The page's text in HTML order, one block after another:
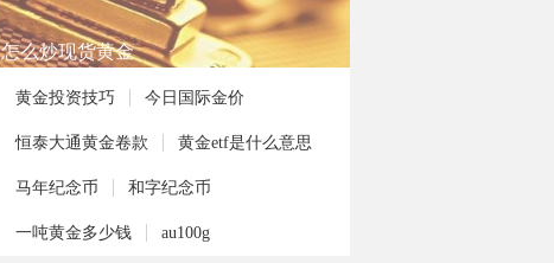
怎么炒现货黄金
黄金投资技巧 今日国际金价
恒泰大通黄金卷款 黄金etf是什么意思
马年纪念币 和字纪念币
一吨黄金多少钱 au100g